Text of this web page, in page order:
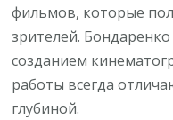
фильмов, которые
зрителей.
созданием
работы всегда
глубиной.